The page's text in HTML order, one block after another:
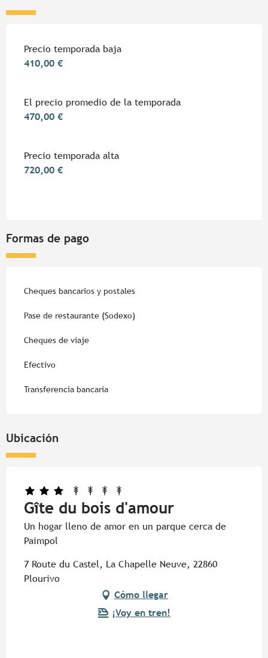
Tarifas 2026
Precio temporada baja
410,00 €
El precio promedio de la temporada
470,00 €
Precio temporada alta
720,00 €
Formas de pago
Cheques bancarios y postales
Pase de restaurante (Sodexo)
Cheques de viaje
Efectivo
Transferencia bancaria
Ubicación
Gîte du bois d'amour
Un hogar lleno de amor en un parque cerca de
Paimpol
7 Route du Castel, La Chapelle Neuve, 22860
Plourivo
Cómo llegar
¡Voy en tren!